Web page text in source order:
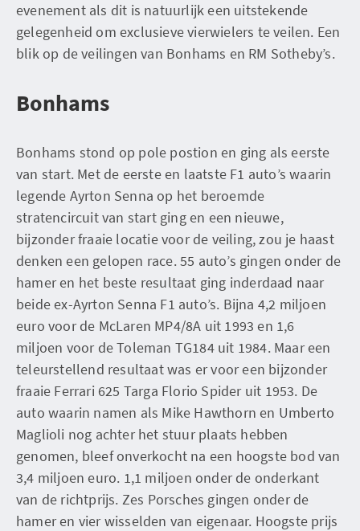
evenement als dit is natuurlijk een uitstekende
gelegenheid om exclusieve vierwielers te veilen. Een
blik op de veilingen van Bonhams en RM Sotheby’s.
Bonhams
Bonhams stond op pole postion en ging als eerste
van start. Met de eerste en laatste F1 auto’s waarin
legende Ayrton Senna op het beroemde
stratencircuit van start ging en een nieuwe,
bijzonder fraaie locatie voor de veiling, zou je haast
denken een gelopen race. 55 auto’s gingen onder de
hamer en het beste resultaat ging inderdaad naar
beide ex-Ayrton Senna F1 auto’s. Bijna 4,2 miljoen
euro voor de McLaren MP4/8A uit 1993 en 1,6
miljoen voor de Toleman TG184 uit 1984. Maar een
teleurstellend resultaat was er voor een bijzonder
fraaie Ferrari 625 Targa Florio Spider uit 1953. De
auto waarin namen als Mike Hawthorn en Umberto
Maglioli nog achter het stuur plaats hebben
genomen, bleef onverkocht na een hoogste bod van
3,4 miljoen euro. 1,1 miljoen onder de onderkant
van de richtprijs. Zes Porsches gingen onder de
hamer en vier wisselden van eigenaar. Hoogste prijs